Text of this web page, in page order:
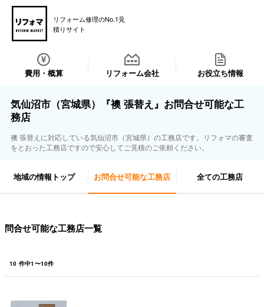
リフォーム修理のNo.1見
積りサイト
費用・概算 リフォーム会社 お役立ち情報
気仙沼市（宮城県）『襖 張替え』お問合せ可能な工
務店
襖 張替えに対応している気仙沼市（宮城県）の工務店です。リフォマの審査
をとおった工務店ですので安心してご見積のご依頼ください。
地域の情報トップ お問合せ可能な工務店 全ての工務店
問合せ可能な工務店一覧
10 件中1 〜10件